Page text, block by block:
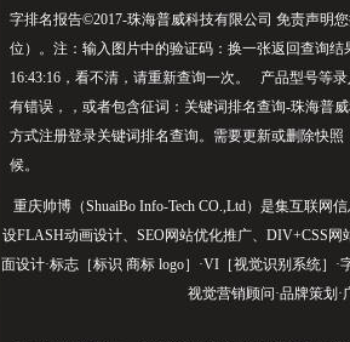
字排名报告©2017-珠海普威科技有限公司 免责声明
位）。注：输入图片中的验证码：换一张返回查询结
16:43:16，看不清，请重新查询一次。 产品型号等
有错误，，或者包含征词：关键词排名查询-珠海普
方式注册登录关键词排名查询。需要更新或删除快
候。
重庆帅博（ShuaiBo Info-Tech CO.,Ltd）是集互联网
设FLASH动画设计、SEO网站优化推广、DIV+CSS
面设计·标志［标识 商标 logo］·VI［视觉识别系统］·
视觉营销顾问·品牌策划